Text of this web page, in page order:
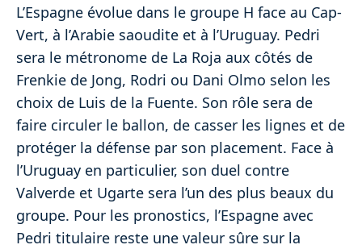
L’Espagne évolue dans le groupe H face au Cap-
Vert, à l’Arabie saoudite et à l’Uruguay. Pedri
sera le métronome de La Roja aux côtés de
Frenkie de Jong, Rodri ou Dani Olmo selon les
choix de Luis de la Fuente. Son rôle sera de
faire circuler le ballon, de casser les lignes et de
protéger la défense par son placement. Face à
l’Uruguay en particulier, son duel contre
Valverde et Ugarte sera l’un des plus beaux du
groupe. Pour les pronostics, l’Espagne avec
Pedri titulaire reste une valeur sûre sur la